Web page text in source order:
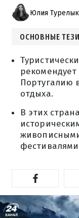
Юлия Турелык
ОСНОВНЫЕ
Португалию
отдыха.
В этих